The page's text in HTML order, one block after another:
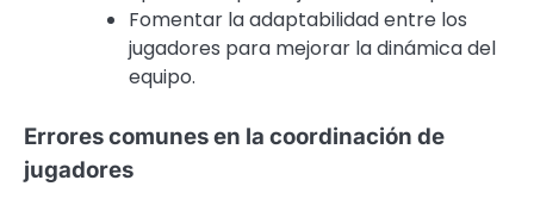
Fomentar la adaptabilidad entre los
jugadores para mejorar la dinámica del
equipo.
Errores comunes en la coordinación de
jugadores